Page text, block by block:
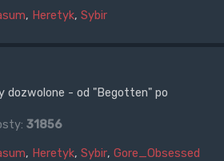
, Heretyk, Sybir
dozwolone - od "Begotten" po
31856
, Heretyk, Sybir, Gore_Obsessed